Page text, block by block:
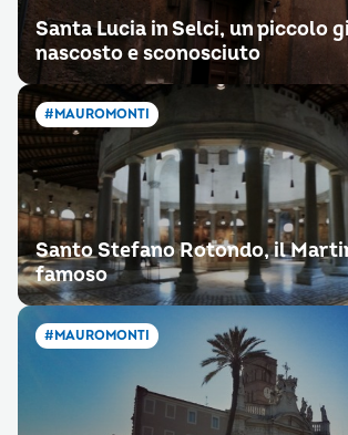
Santa Lucia in Selci, un piccolo
nascosto e sconosciuto
#MAUROMONTI
Santo Stefano Rotondo, il
famoso
#MAUROMONTI